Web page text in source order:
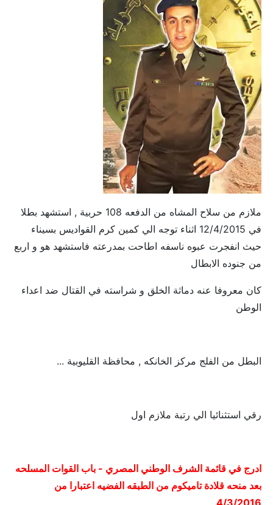
ملازم من سلاح المشاه من الدفعه 108 حربية , استشهد بطلا
في 12/4/2015 اثناء توجه الي كمين كرم القواديس بسيناء
حيث انفجرت عبوه ناسفه اطاحت بمدرعته فاستشهد هو و اربع
من جنوده الابطال
كان معروفا عنه دماثة الخلق و شراسته في القتال ضد اعداء
الوطن
البطل من الفلج مركز الخانكه , محافظة القليوبية ...
رقي استثنائيا الي رتبة ملازم اول
ادرج في قائمة الشرف الوطني المصري - باب القوات المسلحه
بعد منحه قلادة تاميكوم من الطبقه الفضيه اعتبارا من
4/3/2016